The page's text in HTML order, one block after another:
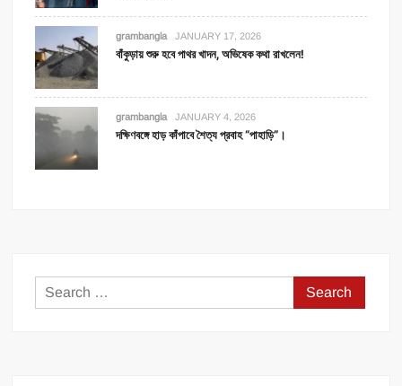
grambangla JANUARY 17, 2026
বাঁকুড়ায় শুরু হবে পাথর খাদন, অভিষেক কথা রাখলেন!
grambangla JANUARY 4, 2026
দক্ষিণবঙ্গে হাড় কাঁপাবে শৈত্য প্রবাহ “পাহাড়ি”।
Search
for: